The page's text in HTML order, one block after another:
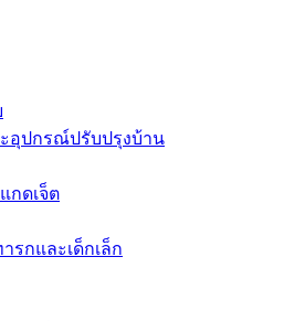
อุปกรณ์ปรับปรุงบ้าน
กดเจ็ต
รกและเด็กเล็ก